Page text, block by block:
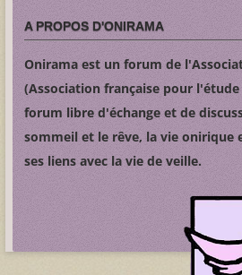
A PROPOS D'ONIRAMA
Onirama est un forum de
(Association française pour l'étude
forum libre d'échange et de
sommeil et le rêve, la vie onirique
ses liens avec la vie de veille.